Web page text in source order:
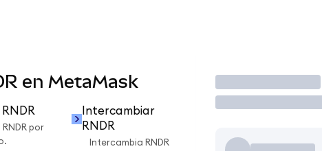
en MetaMask
por
Intercambiar
RNDR
Intercambia RNDR
Operar